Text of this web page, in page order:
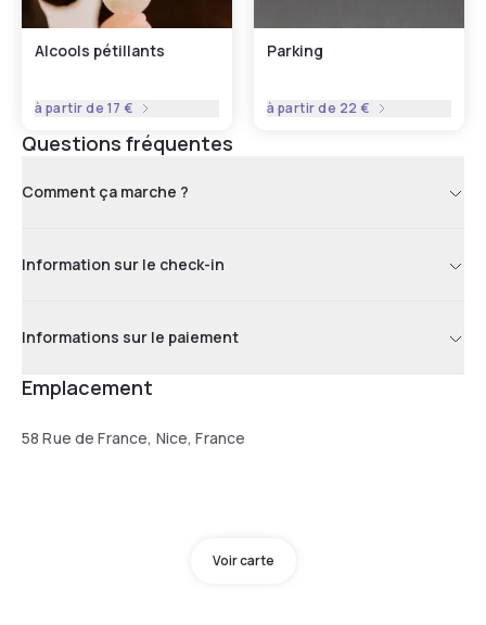
Alcools pétillants
à partir de 17 €
Parking
à partir de 22 €
Questions fréquentes
Comment ça marche ?
Information sur le check-in
Informations sur le paiement
Emplacement
58 Rue de France, Nice, France
Voir carte